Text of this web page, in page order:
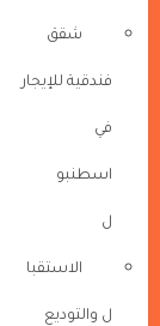
شقق
فندقية للإيجار
في
اسطنبو
ل
الاستقبا
ل والتوديع